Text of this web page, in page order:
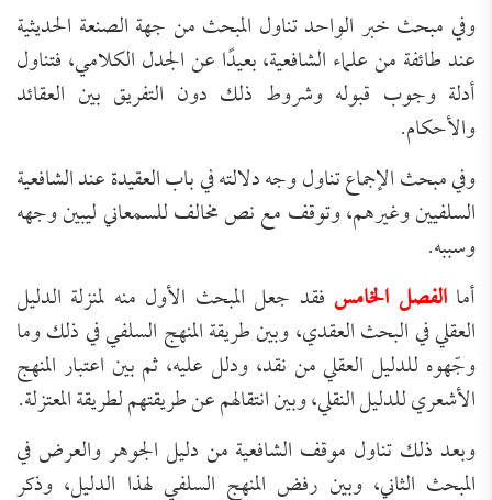
وفي مبحث خبر الواحد تناول المبحث من جهة الصنعة الحديثية
عند طائفة من علماء الشافعية، بعيدًا عن الجدل الكلامي، فتناول
أدلة وجوب قبوله وشروط ذلك دون التفريق بين العقائد
والأحكام.
وفي مبحث الإجماع تناول وجه دلالته في باب العقيدة عند الشافعية
السلفيين وغيرهم، وتوقف مع نص مخالف للسمعاني ليبين وجهه
وسببه.
أماالفصل الخامس فقد جعل المبحث الأول منه لمنزلة الدليل
العقلي في البحث العقدي، وبين طريقة المنهج السلفي في ذلك وما
وجّهوه للدليل العقلي من نقد، ودلل عليه، ثم بين اعتبار المنهج
الأشعري للدليل النقلي، وبين انتقالهم عن طريقتهم لطريقة المعتزلة.
وبعد ذلك تناول موقف الشافعية من دليل الجوهر والعرض في
المبحث الثاني، وبين رفض المنهج السلفي لهذا الدليل، وذكر